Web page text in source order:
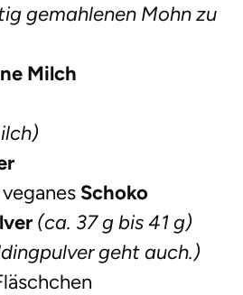
gemahlenen Mohn zu
Milch
Schoko
(ca. 37 g bis 41 g)
geht auch.)